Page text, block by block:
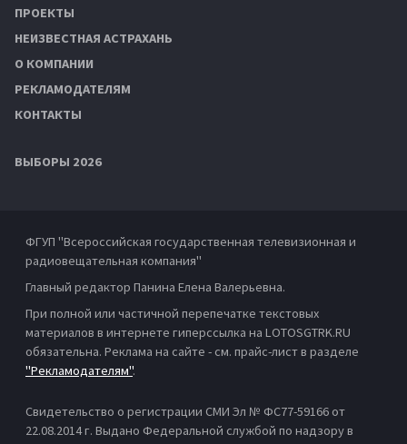
ПРОЕКТЫ
НЕИЗВЕСТНАЯ АСТРАХАНЬ
О КОМПАНИИ
РЕКЛАМОДАТЕЛЯМ
КОНТАКТЫ
ВЫБОРЫ 2026
ФГУП "Всероссийская государственная телевизионная и
радиовещательная компания"
Главный редактор Панина Елена Валерьевна.
При полной или частичной перепечатке текстовых
материалов в интернете гиперссылка на LOTOSGTRK.RU
обязательна. Реклама на сайте - см. прайс-лист в разделе
"Рекламодателям".
Свидетельство о регистрации СМИ Эл № ФС77-59166 от
22.08.2014 г. Выдано Федеральной службой по надзору в